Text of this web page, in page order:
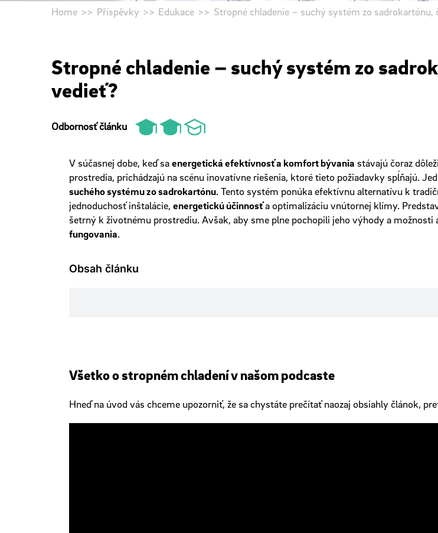
Home Příspěvky Edukace Stropné chladenie – suchý systém zo
Stropné chladenie – suchý systém zo
vedieť?
Odbornosť článku
V súčasnej dobe, keď saenergetická efektívnosť a komfort bývania stávajú čoraz
prostredia, prichádzajú na scénu inovatívne riešenia, ktoré tieto požiadavky spĺňajú.
suchého systému zo sadrokartónu. Tento systém ponúka efektívnu alternatívu k
jednoduchosť inštalácie, energetickú účinnosťa optimalizáciu vnútornej klímy.
šetrný k životnému prostrediu. Avšak, aby sme plne pochopili jeho výhody a možnosti
fungovania.
Obsah článku
Všetko o stropném chladení v našom podcaste
Hneď na úvod vás chceme upozorniť, že sa chystáte prečítať naozaj obsiahly článok,